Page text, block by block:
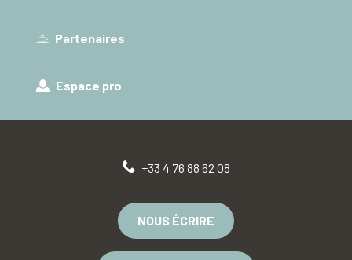
Partenaires
Espace pro
+33 4 76 88 62 08
NOUS ÉCRIRE